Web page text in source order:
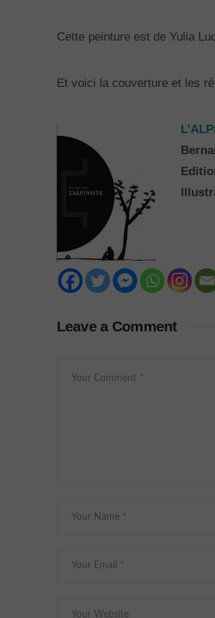
Cette peinture est de Yulia
Et voici la couverture et les
Leave a Comment